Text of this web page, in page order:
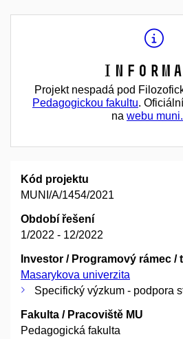
Projekt nespadá pod
Pedagogickou fakultu.
na webu
Kód projektu
MUNI/A/1454/2021
Období řešení
1/2022 - 12/2022
Investor / Programový rámec /
Masarykova univerzita
Specifický výzkum - podpora
Fakulta / Pracoviště MU
Pedagogická fakulta